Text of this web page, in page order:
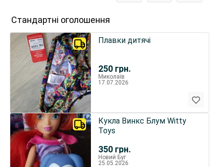
Стандартні оголошення
250 грн.
Плавки дитячі
Миколаїв
17.07.2026
350 грн.
Кукла Винкс Блум Witty
Toys
Новий Буг
25.05.2026